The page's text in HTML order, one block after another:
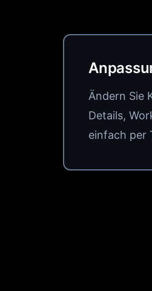
Ändern Sie
Details,
einfach per